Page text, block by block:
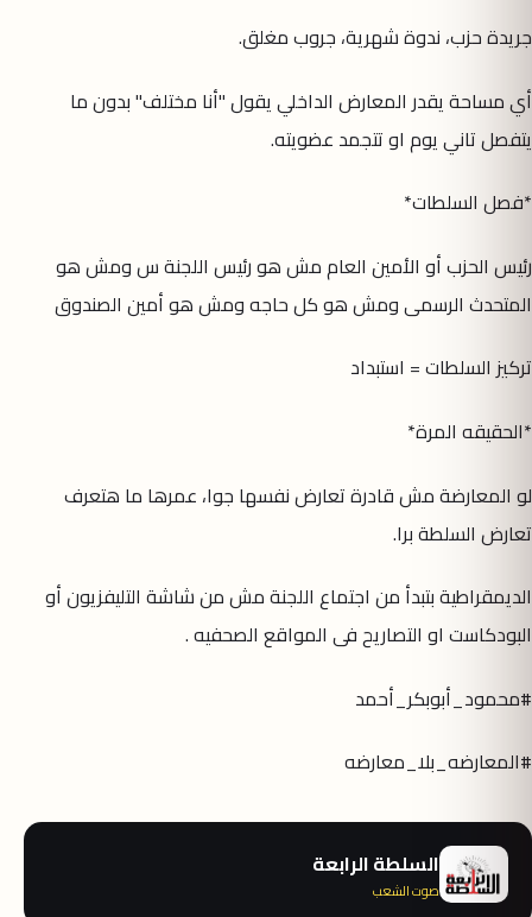
جريدة حزب، ندوة شهرية، جروب مغلق.
أي مساحة يقدر المعارض الداخلي يقول "أنا مختلف" بدون ما
يتفصل تاني يوم او تتجمد عضويته.
*فصل السلطات*
رئيس الحزب أو الأمين العام مش هو رئيس اللجنة س ومش هو
المتحدث الرسمى ومش هو كل حاجه ومش هو أمين الصندوق
تركيز السلطات = استبداد
*الحقيقه المرة*
لو المعارضة مش قادرة تعارض نفسها جوا، عمرها ما هتعرف
تعارض السلطة برا.
الديمقراطية بتبدأ من اجتماع اللجنة مش من شاشة التليفزيون أو
البودكاست او التصاريح فى المواقع الصحفيه .
#محمود_أبوبكر_أحمد
#المعارضه_بلا_معارضه
السلطة الرابعة
صوت الشعب